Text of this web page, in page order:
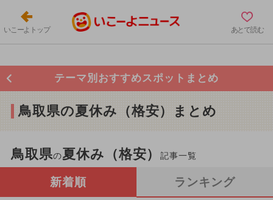
いこーよトップ あとで読む
テーマ別おすすめスポットまとめ
鳥取県の夏休み（格安）まとめ
鳥取県の夏休み（格安）記事一覧
新着順 ランキング